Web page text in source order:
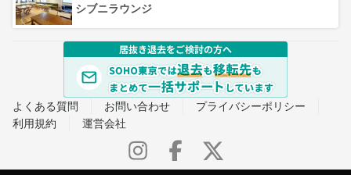
シブニラウンジ
よくある質問 お問い合わせ
プライバシーポリシー
利用規約
運営会社